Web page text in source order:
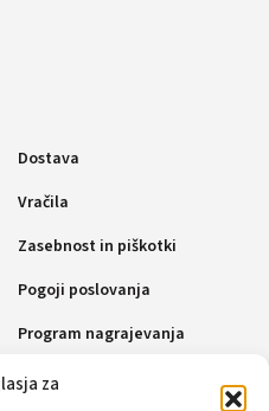
za
Dostava
Vračila
Zasebnost in piškotki
Pogoji poslovanja
Program nagrajevanja
Politika piškotkov (EU)